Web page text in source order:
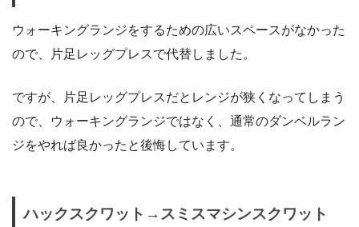
ウォーキングランジをするための広いスペースがなかった
ので、片足レッグプレスで代替しました。
ですが、片足レッグプレスだとレンジが狭くなってしまう
ので、ウォーキングランジではなく、通常のダンベルラン
ジをやれば良かったと後悔しています。
ハックスクワット→スミスマシンスクワット